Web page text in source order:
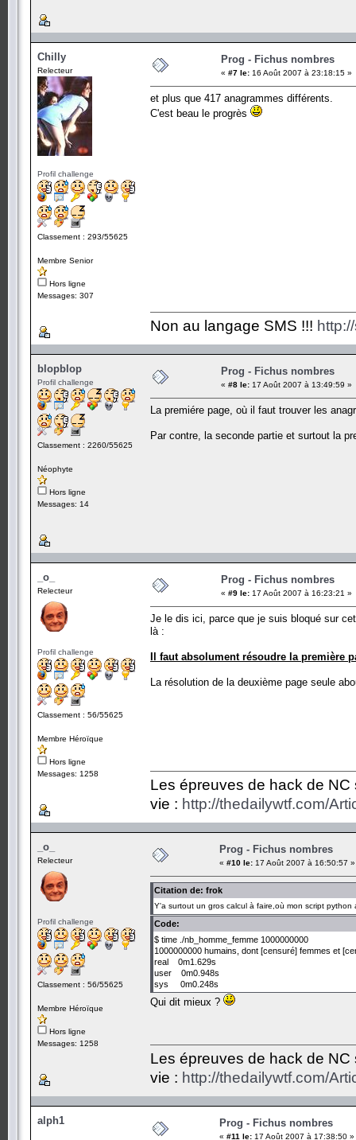
Chilly
Relecteur
Profil challenge
Classement : 293/55625
Membre Senior
Hors ligne
Messages: 307
Prog - Fichus nombres
« #7 le: 16 Août 2007 à 23:18:15 »
et plus que 417 anagrammes différents.
C'est beau le progrès
Non au langage SMS !!!
blopblop
Profil challenge
Classement : 2260/55625
Néophyte
Hors ligne
Messages: 14
Prog - Fichus nombres
« #8 le: 17 Août 2007 à 13:49:59 »
La premiére page, où il faut trouver les
Par contre, la seconde partie et surtout la
_o_
Relecteur
Profil challenge
Classement : 56/55625
Membre Héroïque
Hors ligne
Messages: 1258
Prog - Fichus nombres
« #9 le: 17 Août 2007 à 16:23:21 »
Je le dis ici, parce que je suis bloqué sur
là :
Il faut absolument résoudre la première
La résolution de la deuxième page seule
Les épreuves de hack de
vie : http://thedailywtf.com/
_o_
Relecteur
Profil challenge
Classement : 56/55625
Membre Héroïque
Hors ligne
Messages: 1258
Prog - Fichus nombres
« #10 le: 17 Août 2007 à 16:50:57 »
Citation de: frok
Y'a surtout un gros calcul à faire,où mon script
Code:
$ time ./nb_homme_femme 1000000000
1000000000 humains, dont [censuré] femmes et
real 0m1.629s
user 0m0.948s
sys 0m0.248s
Qui dit mieux ?
Les épreuves de hack de
vie : http://thedailywtf.com/
alph1 Prog - Fichus nombres
« #11 le: 17 Août 2007 à 17:38:50 »